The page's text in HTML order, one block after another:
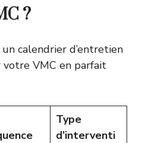
?
calendrier d’entretien
VMC en parfait
Type
d’interventi